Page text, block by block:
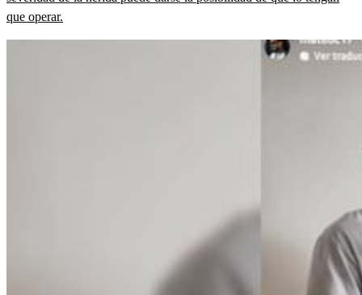
que operar.